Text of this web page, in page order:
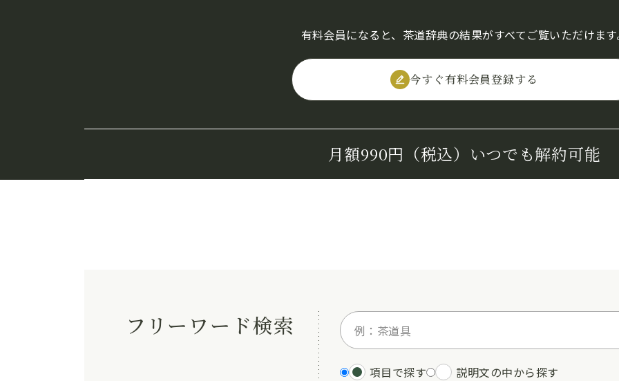
有料会員になると、茶道辞典の結果がすべてご覧いただけま
今すぐ有料会員登録する
月額990円（税込） いつでも解約可能
フリーワード検索
項目で探す 説明文の中から探す